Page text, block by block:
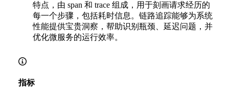
特点，由 span 和 trace 组成，用于刻画请求经历的
每一个步骤，包括耗时信息。链路追踪能够为系统
性能提供宝贵洞察，帮助识别瓶颈、延迟问题，并
优化微服务的运行效率。
指标